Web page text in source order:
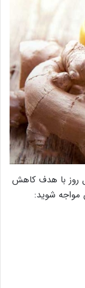
را در طول روز با هدف کاهش
شوید: